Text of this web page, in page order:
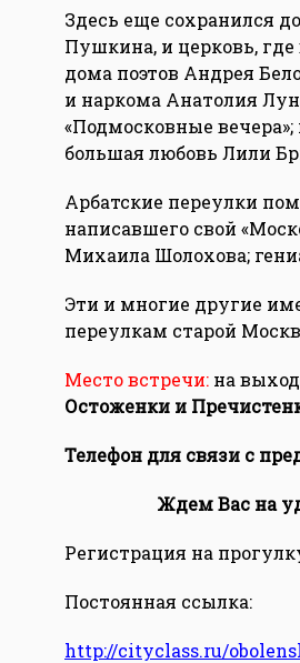
Здесь еще сохранился
Пушкина, и церковь,
дома поэтов Андрея
и наркома Анатолия
«Подмосковные
большая любовь Лили
Арбатские переулки
написавшего свой
Михаила Шолохова;
Эти и многие другие
переулкам старой
Место встречи: на
Остоженки и
Телефон для связи с
Ждем Вас на
Регистрация на
Постоянная ссылка:
http://cityclass.ru/